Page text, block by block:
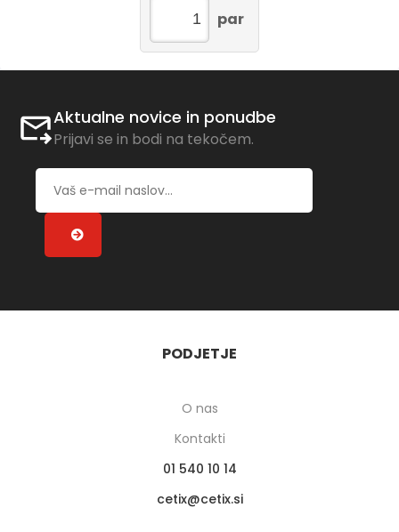
par
Aktualne novice in ponudbe
Prijavi se in bodi na tekočem.
PODJETJE
O nas
Kontakti
01 540 10 14
cetix
cetix.si